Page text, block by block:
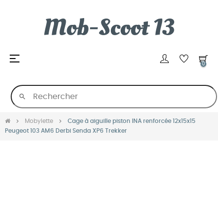
Basculer
☰
search
0
Mobylette
Cage à aiguille piston INA renforcée 12x15x15
Peugeot 103 AM6 Derbi Senda XP6 Trekker